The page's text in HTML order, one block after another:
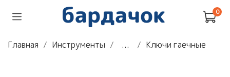
0
Главная Инструменты ... Ключи гаечные